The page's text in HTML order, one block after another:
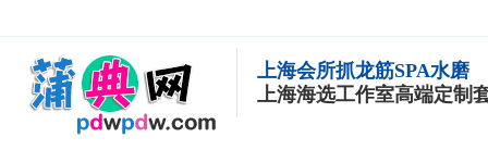
上海会所抓龙筋SPA水磨
上海海选工作室高端定制